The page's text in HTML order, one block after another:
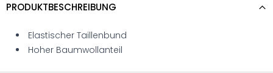
PRODUKTBESCHREIBUNG
Elastischer Taillenbund
Hoher Baumwollanteil